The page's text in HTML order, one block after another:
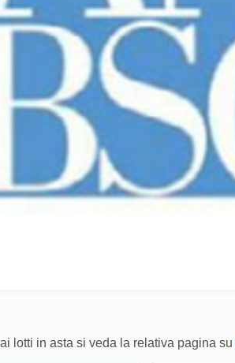
lotti in asta si veda la relativa pagina su